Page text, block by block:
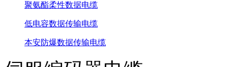
聚氨酯柔性数据电缆
低电容数据传输电缆
本安防爆数据传输电缆